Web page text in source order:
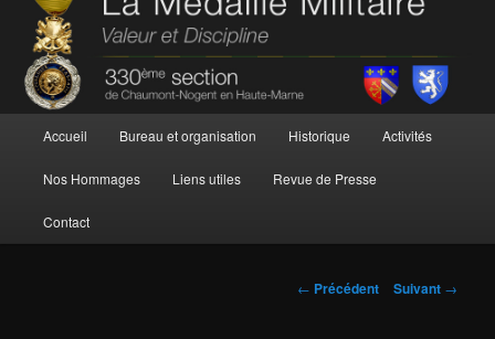
principal
Accueil Bureau et organisation Historique Activités
Nos Hommages Liens utiles Revue de Presse
Contact
Navigation
← Précédent Suivant →